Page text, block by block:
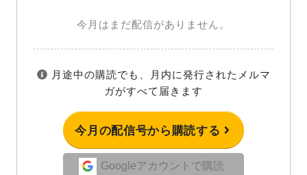
今月はまだ配信がありません。
月途中の購読でも、月内に発行されたメルマ
ガがすべて届きます
今月の配信号から購読する
Googleアカウントで購読